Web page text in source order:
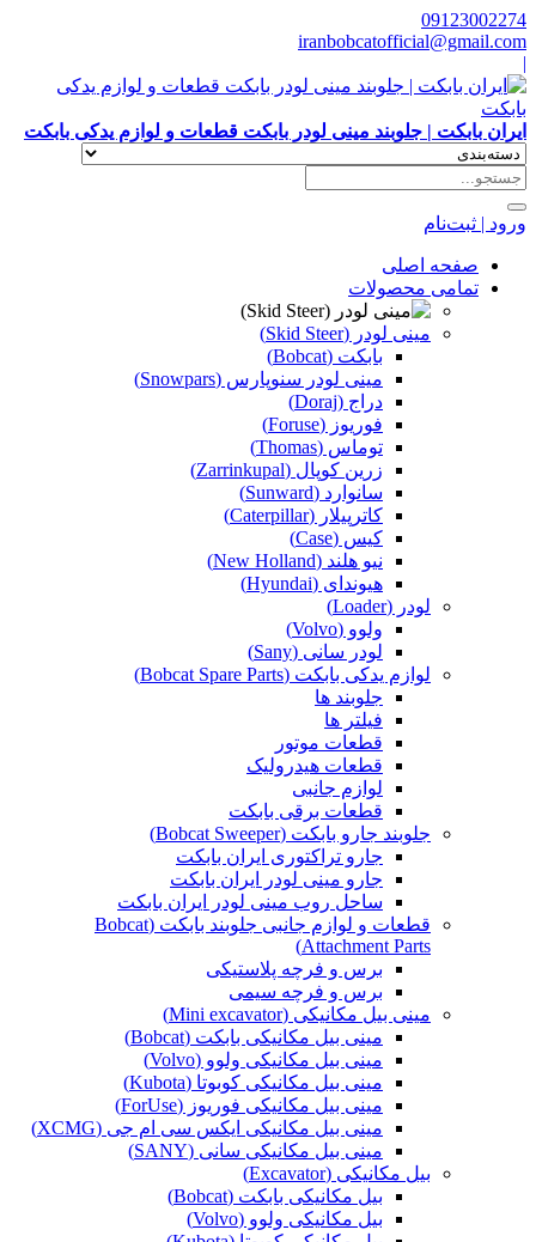
09123002274
iranbobcatofficial@gmail.com
|
ایران بابکت | جلوبند مینی لودر بابکت قطعات و لوازم یدکی بابکت
ورود | ثبت‌نام
صفحه اصلی
تمامی محصولات
مینی لودر (Skid Steer)
بابکت (Bobcat)
مینی لودر سنوپارس (Snowpars)
دراج (Doraj)
فوریوز (Foruse)
توماس (Thomas)
زرین کوپال (Zarrinkupal)
سانوارد (Sunward)
کاترپیلار (Caterpillar)
کیس (Case)
نیو هلند (New Holland)
هیوندای (Hyundai)
لودر (Loader)
ولوو (Volvo)
لودر سانی (Sany)
لوازم یدکی بابکت (Bobcat Spare Parts)
جلوبند ها
فیلتر ها
قطعات موتور
قطعات هیدرولیک
لوازم جانبی
قطعات برقی بابکت
جلوبند جارو بابکت (Bobcat Sweeper)
جارو تراکتوری ایران بابکت
جارو مینی لودر ایران بابکت
ساحل روب مینی لودر ایران بابکت
قطعات و لوازم جانبی جلوبند بابکت (Bobcat
Attachment Parts)
برس و فرچه پلاستیکی
برس و فرچه سیمی
مینی بیل مکانیکی (Mini excavator)
مینی بیل مکانیکی بابکت (Bobcat)
مینی بیل مکانیکی ولوو (Volvo)
مینی بیل مکانیکی کوبوتا (Kubota)
مینی بیل مکانیکی فوریوز (ForUse)
مینی بیل مکانیکی ایکس سی ام جی (XCMG)
مینی بیل مکانیکی سانی (SANY)
بیل مکانیکی (Excavator)
بیل مکانیکی بابکت (Bobcat)
بیل مکانیکی ولوو (Volvo)